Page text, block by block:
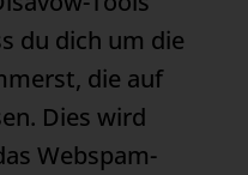
du dich um die
die auf
Dies wird
Webspam-